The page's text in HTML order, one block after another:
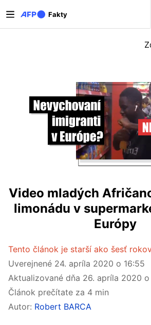
Fakty
Primárne karty
Video mladých
limonádu v
Európy
Tento článok je starší ako šesť
Uverejnené 24. apríla 2020 o 16:55
Aktualizované dňa 26. apríla 2020 o
Článok prečítate za 4 min
Autor: Robert BARCA